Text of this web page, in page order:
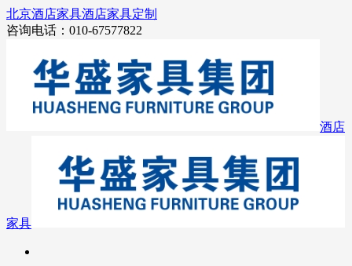
北京酒店家具酒店家具定制
咨询电话：010-67577822
酒店
家具